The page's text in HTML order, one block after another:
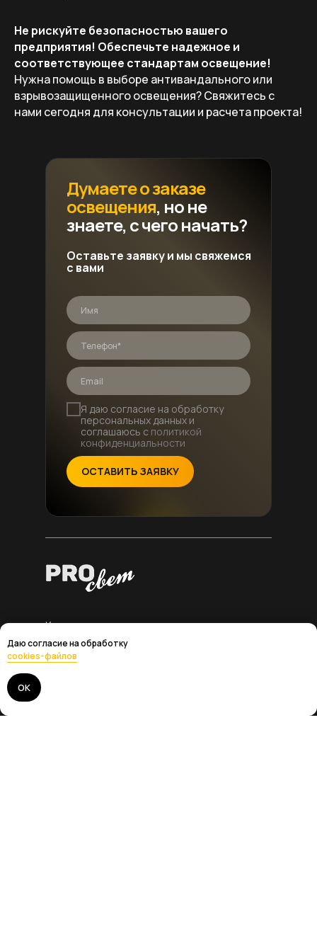
Не рискуйте безопасностью вашего
предприятия! Обеспечьте надежное и
соответствующее стандартам освещение!
Нужна помощь в выборе антивандального или
взрывозащищенного освещения? Свяжитесь с
нами сегодня для консультации и расчета проекта!
Думаете о заказе
освещения, но не
знаете, с чего начать?
Оставьте заявку и мы свяжемся
с вами
Я даю согласие на обработку
персональных данных и
соглашаюсь с политикой
конфиденциальности
ОСТАВИТЬ ЗАЯВКУ
Цены
Направления
Услуги
Даю согласие на обработку
cookies-файлов
ОК